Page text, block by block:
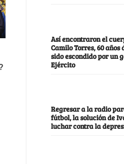
Así encontraron el
Camilo Torres, 60 años
sido escondido por un
Ejército
Regresar a la radio
fútbol, la solución de
luchar contra la